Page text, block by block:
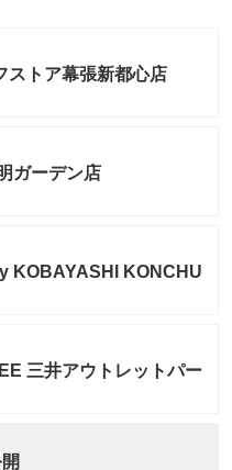
ストア幕張新都心店
ガーデン店
KOBAYASHI KONCHU
三井アウトレットパー